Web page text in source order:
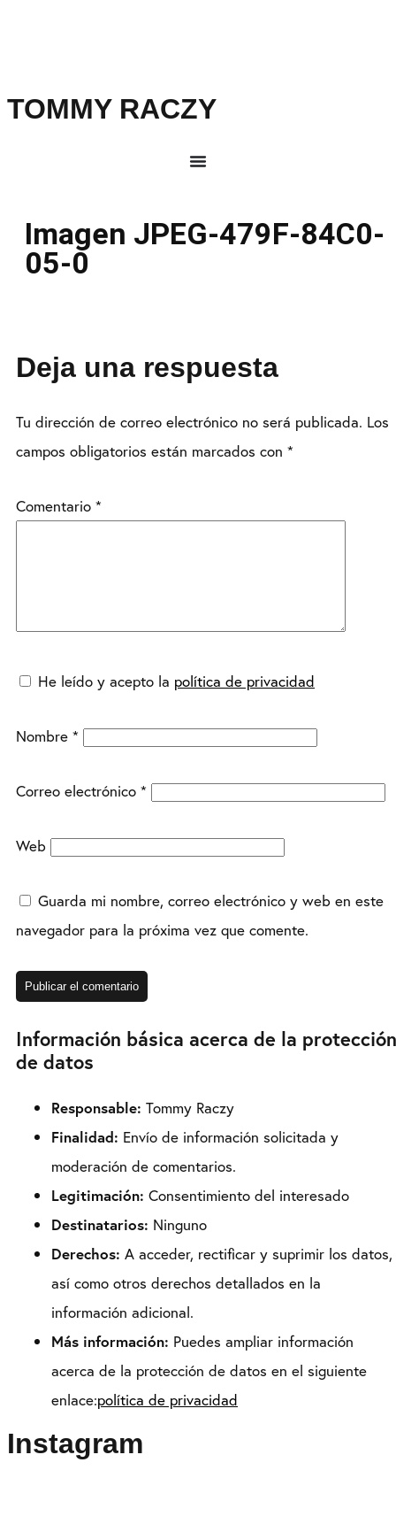
TOMMY RACZY
Imagen JPEG-479F-84C0-
05-0
Deja una respuesta
Tu dirección de correo electrónico no será publicada. Los
campos obligatorios están marcados con *
Comentario *
He leído y acepto la política de privacidad
Nombre *
Correo electrónico *
Web
Guarda mi nombre, correo electrónico y web en este
navegador para la próxima vez que comente.
Información básica acerca de la protección
de datos
Responsable: Tommy Raczy
Finalidad: Envío de información solicitada y
moderación de comentarios.
Legitimación: Consentimiento del interesado
Destinatarios: Ninguno
Derechos: A acceder, rectificar y suprimir los datos,
así como otros derechos detallados en la
información adicional.
Más información: Puedes ampliar información
acerca de la protección de datos en el siguiente
enlace:política de privacidad
Instagram